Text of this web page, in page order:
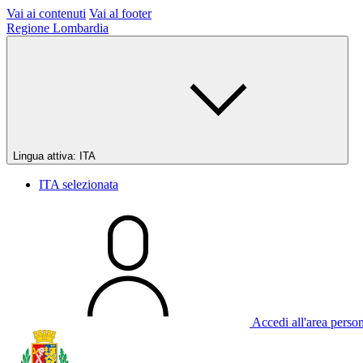
Vai ai contenuti Vai al footer
Regione Lombardia
Lingua attiva: ITA
ITA selezionata
Accedi all'area